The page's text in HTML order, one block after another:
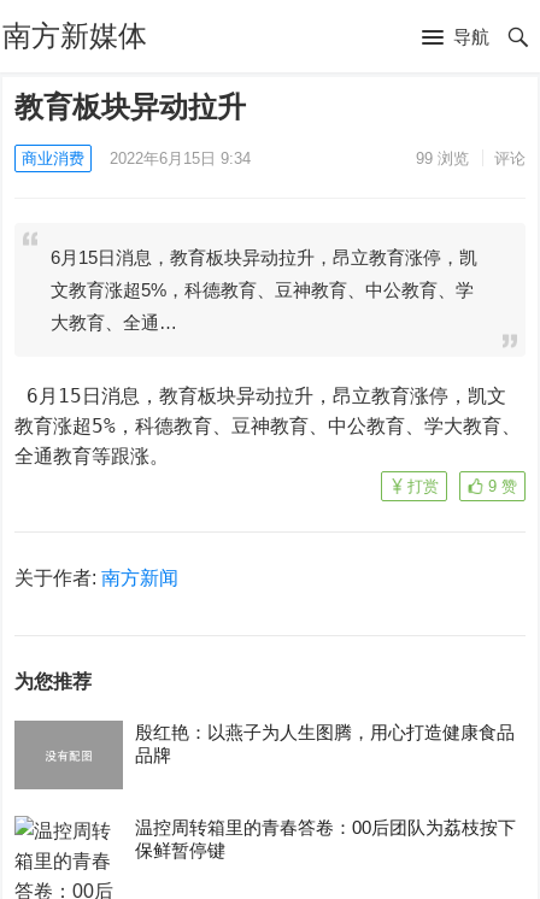
南方新媒体 导航
教育板块异动拉升
商业消费 2022年6月15日 9:34 99浏览 评论
6月15日消息，教育板块异动拉升，昂立教育涨停，凯
文教育涨超5%，科德教育、豆神教育、中公教育、学
大教育、全通…
教育涨超5%，科德教育、豆神教育、中公教育、学大教育、
全通教育等跟涨。
9 赞
打赏
关于作者:南方新闻
为您推荐
殷红艳：以燕子为人生图腾，用心打造健康食品
品牌
温控周转箱里的青春答卷：00后团队为荔枝按下
保鲜暂停键